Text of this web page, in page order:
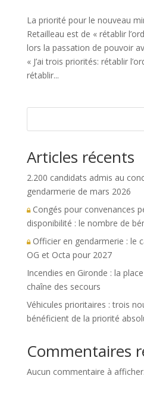
La priorité pour le nouveau
Retailleau est de « rétablir
lors la passation de pouvoir
« J’ai trois priorités: rétablir
rétablir...
Articles récents
2.200 candidats admis au
gendarmerie de mars 2026
Congés pour convenances
disponibilité : le nombre de
Officier en gendarmerie : le
OG et Octa pour 2027
Incendies en Gironde : la
chaîne des secours
Véhicules prioritaires : trois
bénéficient de la priorité
Commentaires
Aucun commentaire à afficher.